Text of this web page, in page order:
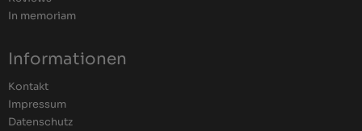
In memoriam
Informationen
Kontakt
Impressum
Datenschutz